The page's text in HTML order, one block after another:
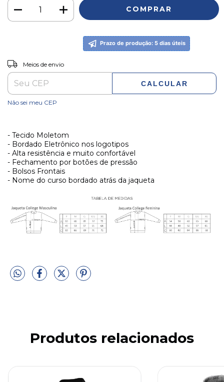
Prazo de produção: 5 dias úteis
Entregas para o CEP:
Meios de envio
CALCULAR
Não sei meu CEP
- Tecido Moletom
- Bordado Eletrônico nos logotipos
- Alta resistência e muito confortável
- Fechamento por botões de pressão
- Bolsos Frontais
- Nome do curso bordado atrás da jaqueta
Produtos relacionados